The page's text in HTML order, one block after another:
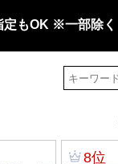
もOK ※一部除く